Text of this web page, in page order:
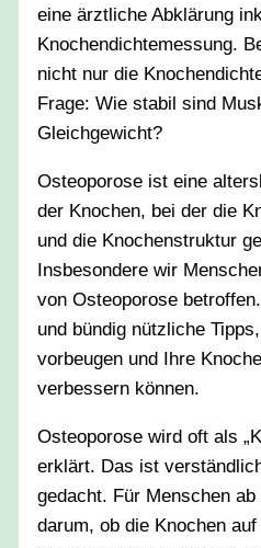
eine ärztliche Abklärung
Knochendichtemessung.
nicht nur die
Frage: Wie stabil sind
Gleichgewicht?
Osteoporose ist eine
der Knochen, bei der die
und die Knochenstruktur
Insbesondere wir
von Osteoporose
und bündig nützliche
vorbeugen und Ihre
verbessern können.
Osteoporose wird oft als
erklärt. Das ist
gedacht. Für Menschen
darum, ob die Knochen